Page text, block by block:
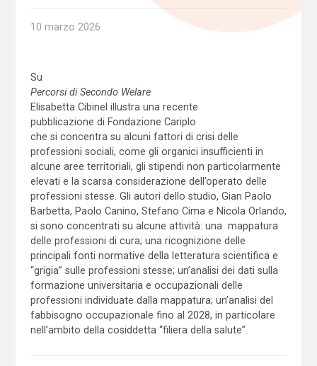
10 marzo 2026
Su
Percorsi di Secondo Welare
Elisabetta Cibinel illustra una recente
pubblicazione di Fondazione Cariplo
che si concentra su alcuni fattori di crisi delle
professioni sociali, come gli organici insufficienti in
alcune aree territoriali, gli stipendi non particolarmente
elevati e la scarsa considerazione dell’operato delle
professioni stesse. Gli autori dello studio, Gian Paolo
Barbetta, Paolo Canino, Stefano Cima e Nicola Orlando,
si sono concentrati su alcune attività: una mappatura
delle professioni di cura; una ricognizione delle
principali fonti normative della letteratura scientifica e
“grigia” sulle professioni stesse; un’analisi dei dati sulla
formazione universitaria e occupazionali delle
professioni individuate dalla mappatura; un’analisi del
fabbisogno occupazionale fino al 2028, in particolare
nell’ambito della cosiddetta “filiera della salute”.